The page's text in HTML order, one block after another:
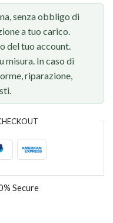
senza obbligo di
a tuo carico.
del tuo account.
misura. In caso di
riparazione,
Secure